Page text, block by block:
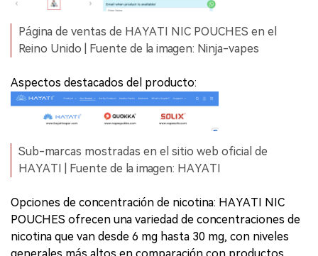
Página de ventas de HAYATI NIC POUCHES en el
Reino Unido | Fuente de la imagen: Ninja-vapes
Aspectos destacados del producto:
Sub-marcas mostradas en el sitio web oficial de
HAYATI | Fuente de la imagen: HAYATI
Opciones de concentración de nicotina: HAYATI NIC
POUCHES ofrecen una variedad de concentraciones de
nicotina que van desde 6 mg hasta 30 mg, con niveles